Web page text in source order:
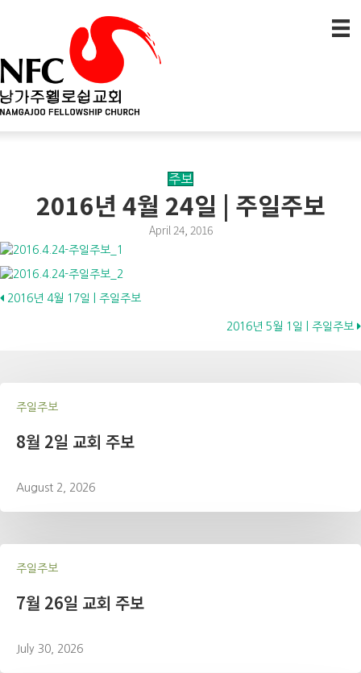
주보
2016년 4월 24일 | 주일주보
April 24, 2016
Posts
2016년 4월 17일 | 주일주보
2016년 5월 1일 | 주일주보
주일주보
8월 2일 교회 주보
August 2, 2026
주일주보
7월 26일 교회 주보
July 30, 2026